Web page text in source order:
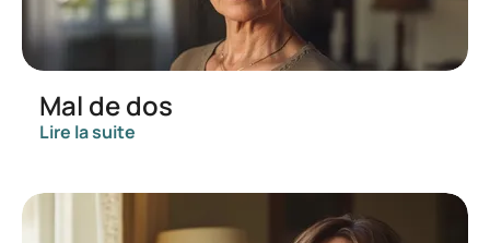
Mal de dos
Lire la suite